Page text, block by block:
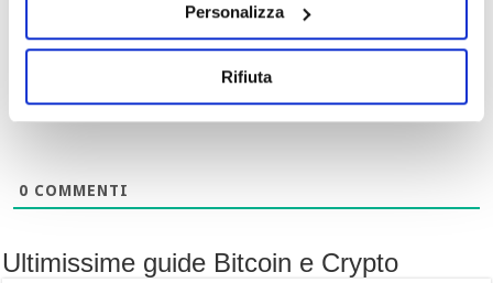
Personalizza
Rifiuta
0 COMMENTI
Ultimissime guide Bitcoin e Crypto